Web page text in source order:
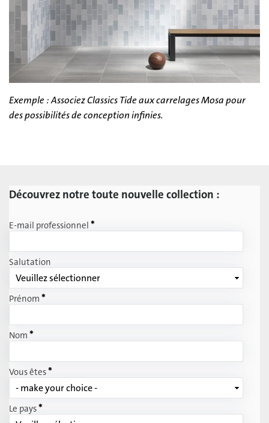
Exemple : Associez Classics Tide aux carrelages Mosa pour
des possibilités de conception infinies.
Découvrez notre toute nouvelle collection :
E-mail professionnel *
Salutation
Prénom *
Nom *
Vous êtes*
Le pays*